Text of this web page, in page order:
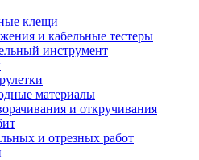
клещи
и кабельные тестеры
инструмент
материалы
и откручивания
и отрезных работ